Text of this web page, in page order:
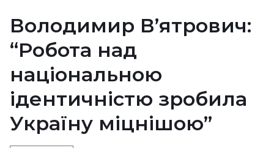
Володимир В’ятрович:
“Робота над
національною
ідентичністю зробила
Україну міцнішою”